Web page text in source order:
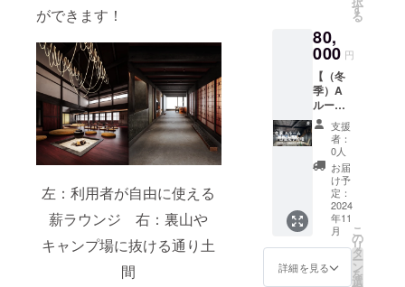
ができます！
左：利用者が自由に使える
薪ラウンジ 右：裏山や
キャンプ場に抜ける通り土
間
内しま
す。 ・
支援者
様の交
通費や
滞在
費：支
援者様
の交通
費や滞
在費は
各自で
ご負担
くださ
い。 ・
様との
連絡方
費は価
格に含
まれま
す。 ・
支援者
様の交
通費等
は各自
でご負
担くだ
さい。
・その
他かか
る諸経
費につ
いては
ご相談
成後のB
優先予
約権で
す。こ
のリ
ターン
を支援
してく
れた方
は、宿
完成後
に宿泊
費100円
で予約
可能で
す。 ・
利用期
間：12
す
る
80,
000 円
【（冬
季）A
ルーム
１日優
先予約
権（フ
ジロッ
ク、長
岡花火
期間除
く）】
「THE
ITAYA」
施設完
支援
者：
0人
お届
け予
定：
2024
年11
月
詳細を見る
こ
の
リ
タ
ー
ン
を
選